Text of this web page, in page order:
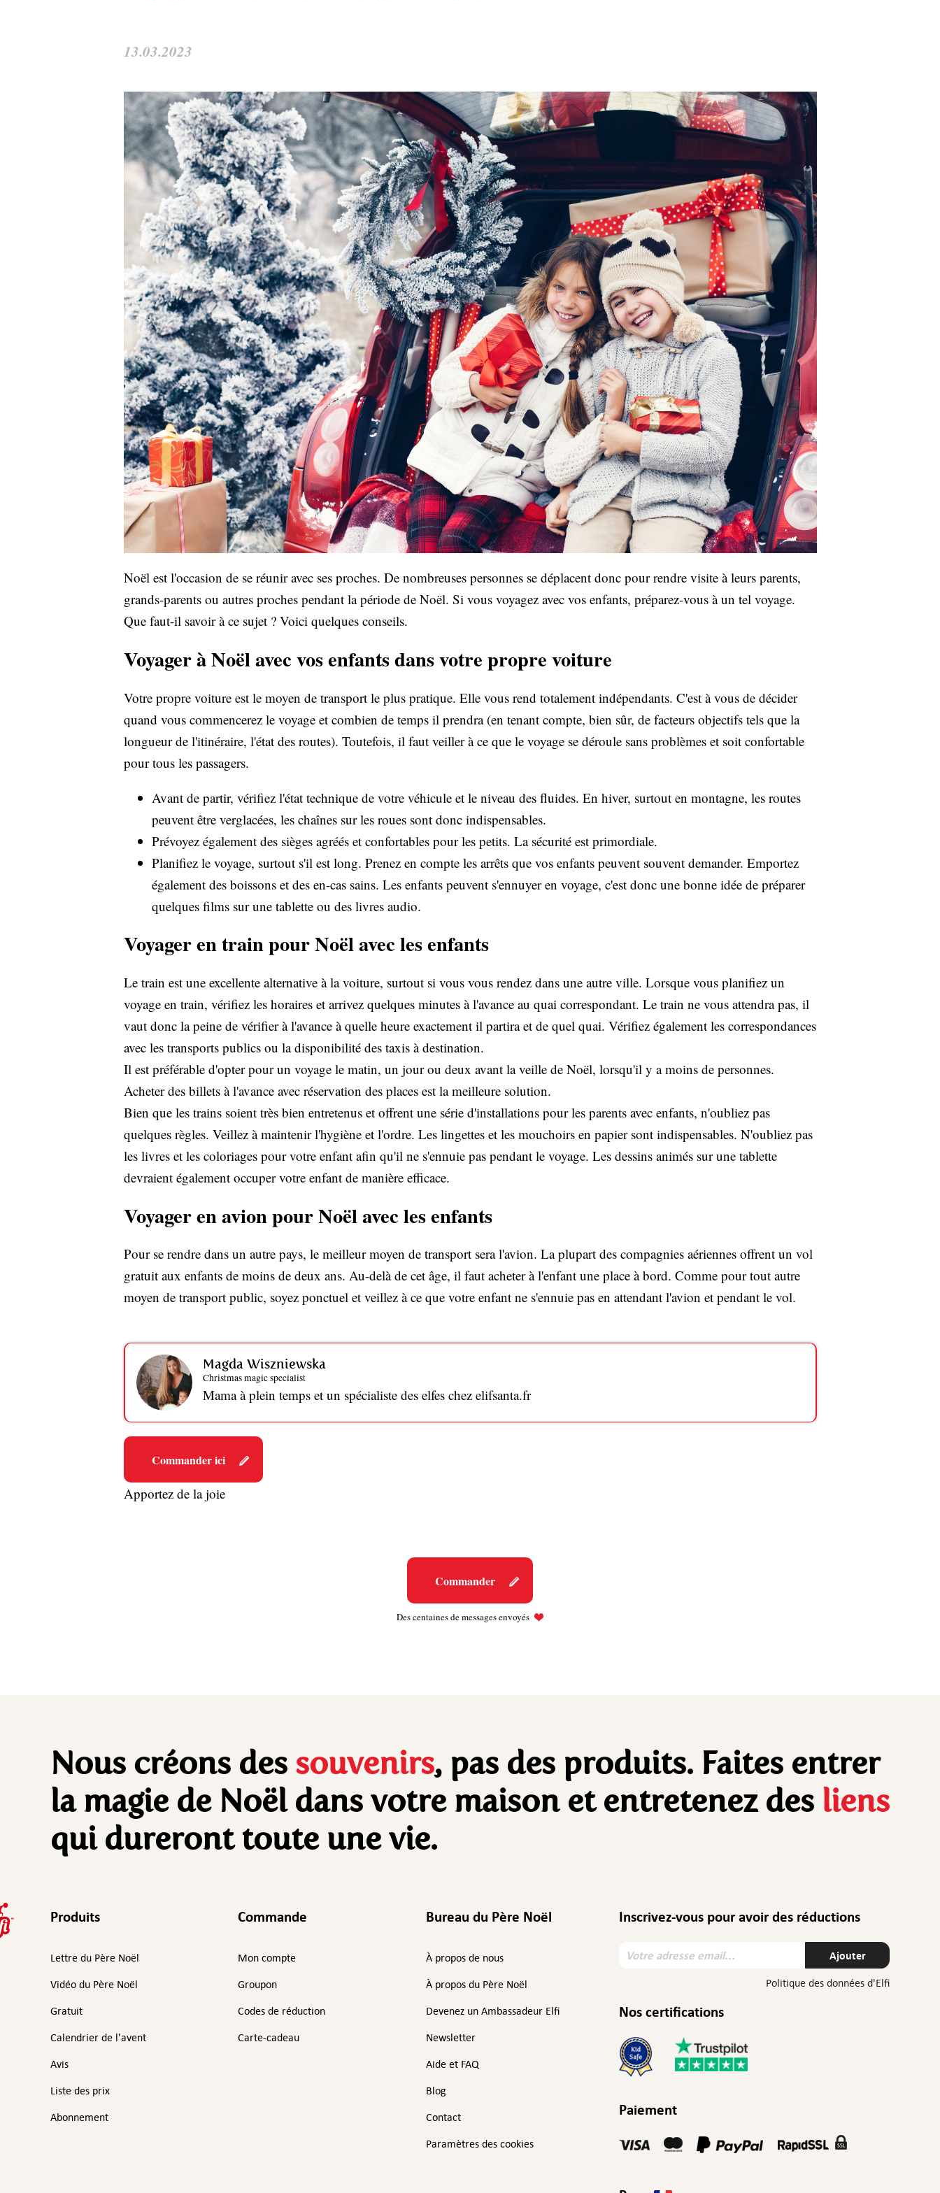
13.03.2023
Noël est l'occasion de se réunir avec ses proches. De nombreuses personnes se déplacent donc pour rendre visite à leurs parents,
grands-parents ou autres proches pendant la période de Noël. Si vous voyagez avec vos enfants, préparez-vous à un tel voyage.
Que faut-il savoir à ce sujet ? Voici quelques conseils.
Voyager à Noël avec vos enfants dans votre propre voiture
Votre propre voiture est le moyen de transport le plus pratique. Elle vous rend totalement indépendants. C'est à vous de décider
quand vous commencerez le voyage et combien de temps il prendra (en tenant compte, bien sûr, de facteurs objectifs tels que la
longueur de l'itinéraire, l'état des routes). Toutefois, il faut veiller à ce que le voyage se déroule sans problèmes et soit confortable
pour tous les passagers.
Avant de partir, vérifiez l'état technique de votre véhicule et le niveau des fluides. En hiver, surtout en montagne, les routes
peuvent être verglacées, les chaînes sur les roues sont donc indispensables.
Prévoyez également des sièges agréés et confortables pour les petits. La sécurité est primordiale.
Planifiez le voyage, surtout s'il est long. Prenez en compte les arrêts que vos enfants peuvent souvent demander. Emportez
également des boissons et des en-cas sains. Les enfants peuvent s'ennuyer en voyage, c'est donc une bonne idée de préparer
quelques films sur une tablette ou des livres audio.
Voyager en train pour Noël avec les enfants
Le train est une excellente alternative à la voiture, surtout si vous vous rendez dans une autre ville. Lorsque vous planifiez un
voyage en train, vérifiez les horaires et arrivez quelques minutes à l'avance au quai correspondant. Le train ne vous attendra pas, il
vaut donc la peine de vérifier à l'avance à quelle heure exactement il partira et de quel quai. Vérifiez également les correspondances
avec les transports publics ou la disponibilité des taxis à destination.
Il est préférable d'opter pour un voyage le matin, un jour ou deux avant la veille de Noël, lorsqu'il y a moins de personnes.
Acheter des billets à l'avance avec réservation des places est la meilleure solution.
Bien que les trains soient très bien entretenus et offrent une série d'installations pour les parents avec enfants, n'oubliez pas
quelques règles. Veillez à maintenir l'hygiène et l'ordre. Les lingettes et les mouchoirs en papier sont indispensables. N'oubliez pas
les livres et les coloriages pour votre enfant afin qu'il ne s'ennuie pas pendant le voyage. Les dessins animés sur une tablette
devraient également occuper votre enfant de manière efficace.
Voyager en avion pour Noël avec les enfants
Pour se rendre dans un autre pays, le meilleur moyen de transport sera l'avion. La plupart des compagnies aériennes offrent un vol
gratuit aux enfants de moins de deux ans. Au-delà de cet âge, il faut acheter à l'enfant une place à bord. Comme pour tout autre
moyen de transport public, soyez ponctuel et veillez à ce que votre enfant ne s'ennuie pas en attendant l'avion et pendant le vol.
Magda Wiszniewska
Christmas magic specialist
Mama à plein temps et un spécialiste des elfes chez elifsanta.fr
Commander ici
Apportez de la joie
Commander
Des centaines de messages envoyés
Nous créons des souvenirs, pas des produits. Faites entrer
la magie de Noël dans votre maison et entretenez des liens
qui dureront toute une vie.
Produits
Lettre du Père Noël
Vidéo du Père Noël
Gratuit
Calendrier de l'avent
Avis
Liste des prix
Abonnement
Commande
Mon compte
Groupon
Codes de réduction
Carte-cadeau
Bureau du Père Noël
À propos de nous
À propos du Père Noël
Devenez un Ambassadeur Elfi
Newsletter
Aide et FAQ
Blog
Contact
Paramètres des cookies
Inscrivez-vous pour avoir des réductions
Votre
adresse
Ajouter
Politique des données d'Elfi
Nos certifications
Paiement